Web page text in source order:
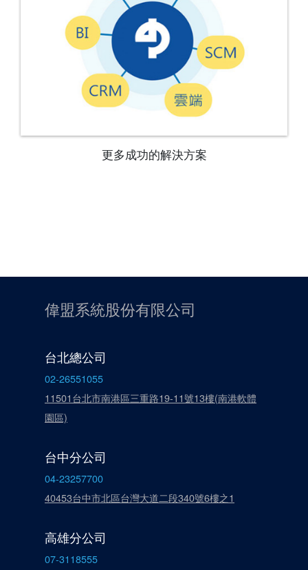
更多成功的解決方案
偉盟系統股份有限公司
台北總公司
02-26551055
11501台北市南港區三重路19-11號13樓(南港軟體
園區)
台中分公司
04-23257700
40453台中市北區台灣大道二段340號6樓之1
高雄分公司
07-3118555